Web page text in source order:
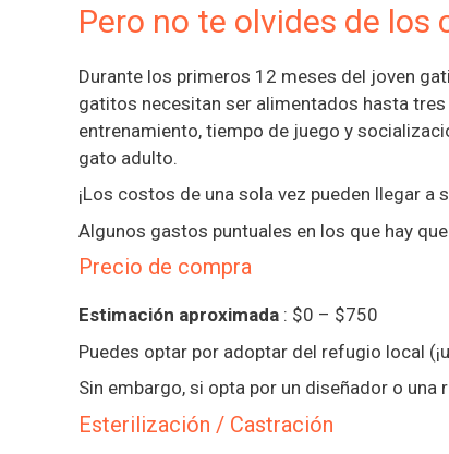
Pero no te olvides de los
Durante los primeros 12 meses del joven
gatitos necesitan ser alimentados hasta
entrenamiento, tiempo de juego y
gato adulto.
¡Los costos de una sola vez pueden llegar a
Algunos gastos puntuales en los que hay
Precio de compra
Estimación aproximada : $0 – $750
Puedes optar por adoptar del refugio local
Sin embargo, si opta por un diseñador o
Esterilización / Castración